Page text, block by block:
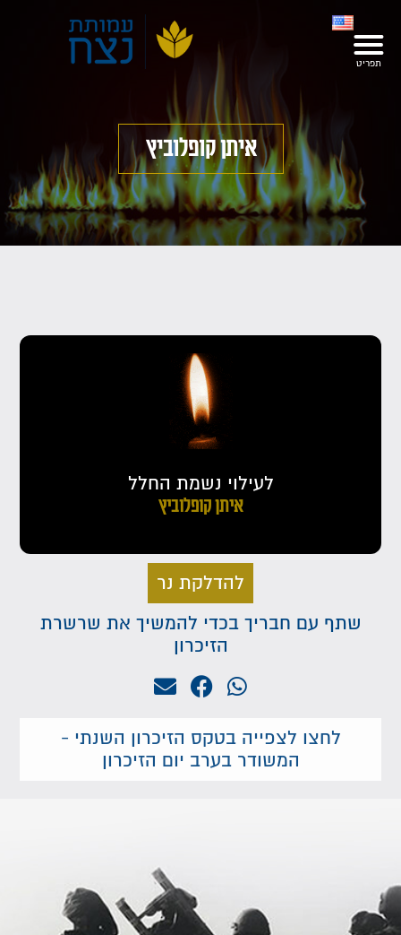
איתן קופלוביץ
לעילוי נשמת החלל
איתן קופלוביץ
להדלקת נר
שתף עם חבריך בכדי להמשיך את שרשרת
הזיכרון
לחצו לצפייה בטקס הזיכרון השנתי -
המשודר בערב יום הזיכרון